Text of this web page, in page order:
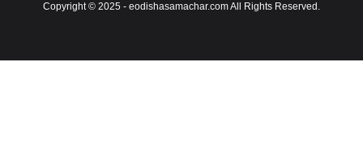
Copyright © 2025 - eodishasamachar.com All Rights Reserved.